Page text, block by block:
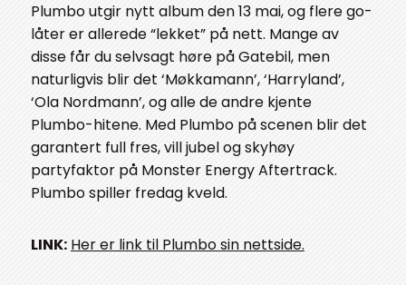
Plumbo utgir nytt album den 13 mai, og flere go-
låter er allerede “lekket” på nett. Mange av
disse får du selvsagt høre på Gatebil, men
naturligvis blir det ‘Møkkamann’, ‘Harryland’,
‘Ola Nordmann’, og alle de andre kjente
Plumbo-hitene. Med Plumbo på scenen blir det
garantert full fres, vill jubel og skyhøy
partyfaktor på Monster Energy Aftertrack.
Plumbo spiller fredag kveld.
LINK: Her er link til Plumbo sin nettside.